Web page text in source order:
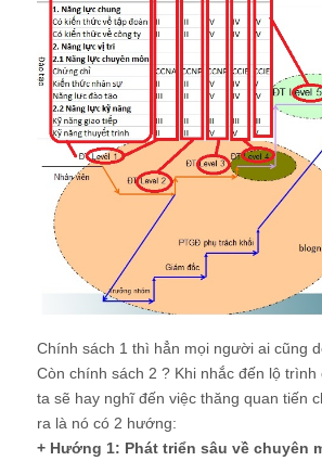
Chính sách 1 thì hẳn mọi người ai cũng
Còn chính sách 2 ? Khi nhắc đến lộ trình
ta sẽ hay nghĩ đến việc thăng quan tiến
ra là nó có 2 hướng:
+ Hướng 1: Phát triển sâu về chuyên